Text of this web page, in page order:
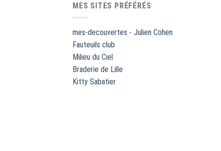
MES SITES PRÉFÉRÉS
mes-decouvertes - Julien Cohen
Fauteuils club
Milieu du Ciel
Braderie de Lille
Kitty Sabatier